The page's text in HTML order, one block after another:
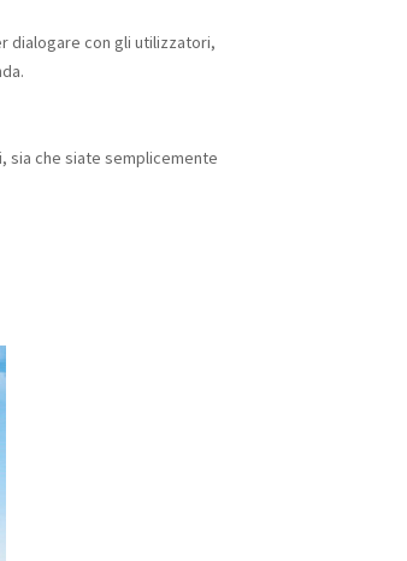
dialogare con gli utilizzatori,
sia che siate semplicemente